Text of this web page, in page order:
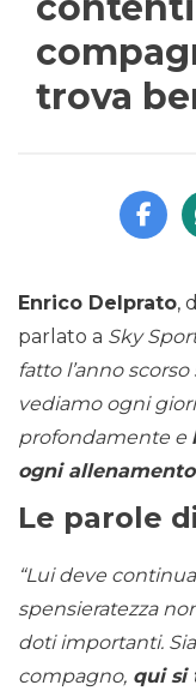
trova
Enrico Delprato,
parlato a Sky
fatto l’anno
vediamo ogni
profondamente e
ogni
Le parole
“Lui deve
spensieratezza
doti importanti.
compagno, qui si